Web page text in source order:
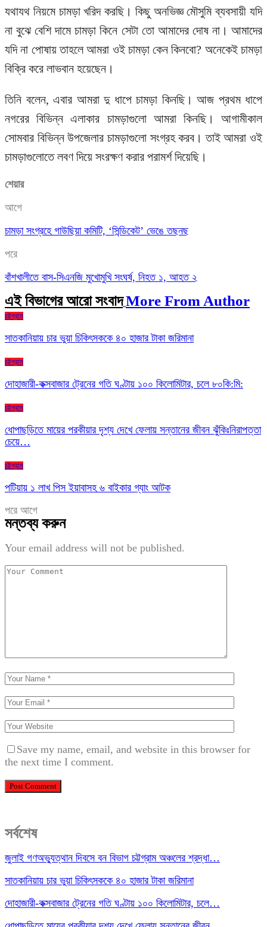
যথাযথ নিয়মে চামড়া খরিদ করছি। কিছু অনভিজ্ঞ মৌসুমি ব্যবসায়ী যদি
না বুঝে বেশি দামে চামড়া কিনে সেটা তো আমাদের দোষ না। আমাদের
যদি না পোষায় তাহলে আমরা ওই চামড়া কেন কিনবো? অনেকেই চামড়া
বিক্রি করে লাভবান হয়েছেন।
তিনি বলেন, এবার আমরা দু ধাপে চামড়া কিনছি। আজ প্রথম ধাপে
নগরের বিভিন্ন এলাকার চামড়াগুলো আমরা কিনছি। আগামীকাল
সোমবার বিভিন্ন উপজেলার চামড়াগুলো সংগ্রহ করব। তাই আমরা ওই
চামড়াগুলোতে লবণ দিয়ে সংরক্ষণ করার পরামর্শ দিয়েছি।
শেয়ার
আগে
চামড়া সংগ্রহে গাউছিয়া কমিটি, ‘সিন্ডিকেট’ ভেঙে তছনছ
পরে
বাঁশখালীতে বাস-সিএনজি মুখোমুখি সংঘর্ষ, নিহত ১, আহত ২
এই বিভাগের আরো সংবাদMore From Author
চট্টগ্রাম
সাতকানিয়ায় চার ভুয়া চিকিৎসককে ৪০ হাজার টাকা জরিমানা
চট্টগ্রাম
দোহাজারী-কক্সবাজার ট্রেনের গতি ঘণ্টায় ১০০ কিলোমিটার, চলে ৮০কি:মি:
চট্টগ্রাম
ধোপাছড়িতে মায়ের পরকীয়ার দৃশ্য দেখে ফেলায় সন্তানের জীবন ঝুঁকিঃনিরাপত্তা
চেয়ে…
চট্টগ্রাম
পটিয়ায় ১ লাখ পিস ইয়াবাসহ ৬ বাইকার গ্যাং আটক
পরে আগে
মন্তব্য করুন
Your email address will not be published.
Save my name, email, and website in this browser for
the next time I comment.
সর্বশেষ
জুলাই গণঅভ্যুত্থান দিবসে বন বিভাগ চট্টগ্রাম অঞ্চলের শ্রদ্ধা…
সাতকানিয়ায় চার ভুয়া চিকিৎসককে ৪০ হাজার টাকা জরিমানা
দোহাজারী-কক্সবাজার ট্রেনের গতি ঘণ্টায় ১০০ কিলোমিটার, চলে…